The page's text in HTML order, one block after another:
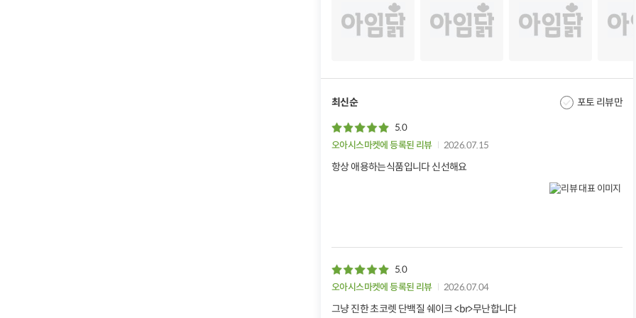
최신순 포토 리뷰만
5.0
오아시스마켓에 등록된 리뷰
2026.07.15
항상 애용하는식품입니다 신선해요
5.0
오아시스마켓에 등록된 리뷰
2026.07.04
그냥 진한 초코렛 단백질 쉐이크 <br>무난합니다